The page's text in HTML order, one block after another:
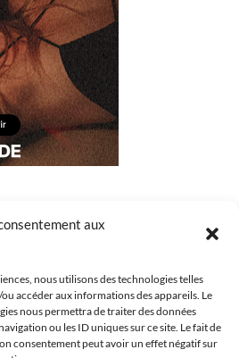
aux
nous utilisons des technologies telles
accéder aux informations des appareils. Le
nous permettra de traiter des données
ou les ID uniques sur ce site. Le fait de
consentement peut avoir un effet négatif sur